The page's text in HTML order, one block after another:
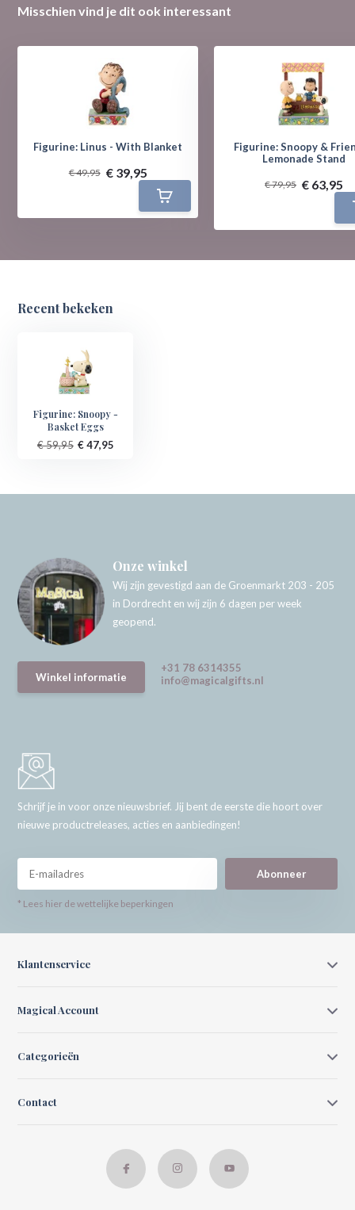
Misschien vind je dit ook interessant
Figurine: Linus - With Blanket
€ 49,95 € 39,95
Figurine: Snoopy &
Lemonade Stand
€ 79,95 € 63,95
Recent bekeken
Figurine: Snoopy -
Basket Eggs
€ 59,95 € 47,95
Onze winkel
Wij zijn gevestigd aan de Groenmarkt 203 - 205
in Dordrecht en wij zijn 6 dagen per week
geopend.
Winkel informatie
+31 78 6314355
info@magicalgifts.nl
Schrijf je in voor onze nieuwsbrief. Jij bent de eerste die hoort over
nieuwe productreleases, acties en aanbiedingen!
Abonneer
* Lees hier de wettelijke beperkingen
Klantenservice
Magical Account
Categorieën
Contact